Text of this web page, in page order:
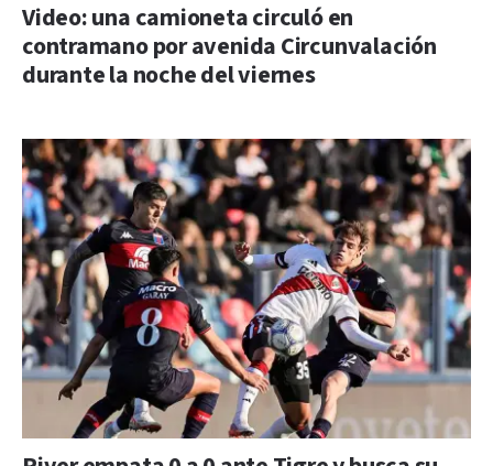
Video: una camioneta circuló en
contramano por avenida Circunvalación
durante la noche del viernes